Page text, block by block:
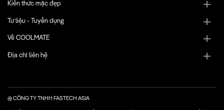
Kiến thức mặc đẹp
Tư liệu - Tuyển dụng
Về COOLMATE
Địa chỉ liên hệ
@ CÔNG TY TNHH FASTECH ASIA